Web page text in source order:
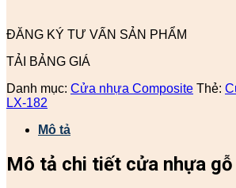
ĐĂNG KÝ TƯ VẤN SẢN PHẨM
TẢI BẢNG GIÁ
Danh mục: Cửa nhựa Composite Thẻ:
LX-182
Mô tả
Mô tả chi tiết cửa nhựa